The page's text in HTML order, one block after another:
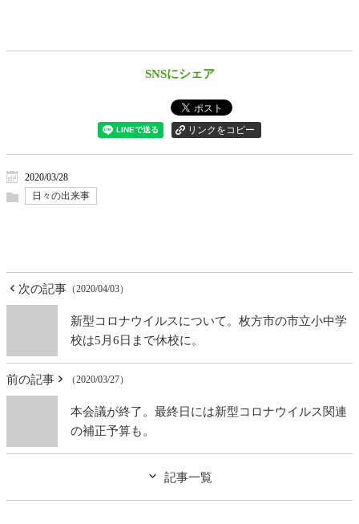
SNSにシェア
2020/03/28
日々の出来事
次の記事 （2020/04/03）
新型コロナウイルスについて。枚方市の市立小中学
校は5月6日まで休校に。
前の記事 （2020/03/27）
本会議が終了。最終日には新型コロナウイルス関連
の補正予算も。
記事一覧